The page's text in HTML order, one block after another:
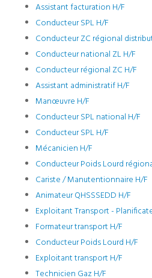
Assistant facturation H/F
Conducteur SPL H/F
Conducteur ZC régional
Conducteur national ZL H/F
Conducteur régional ZC H/F
Assistant administratif H/F
Manœuvre H/F
Conducteur SPL national H/F
Conducteur SPL H/F
Mécanicien H/F
Conducteur Poids Lourd
Cariste / Manutentionnaire H/F
Animateur QHSSSEDD H/F
Exploitant Transport -
Formateur transport H/F
Conducteur Poids Lourd H/F
Exploitant transport H/F
Technicien Gaz H/F